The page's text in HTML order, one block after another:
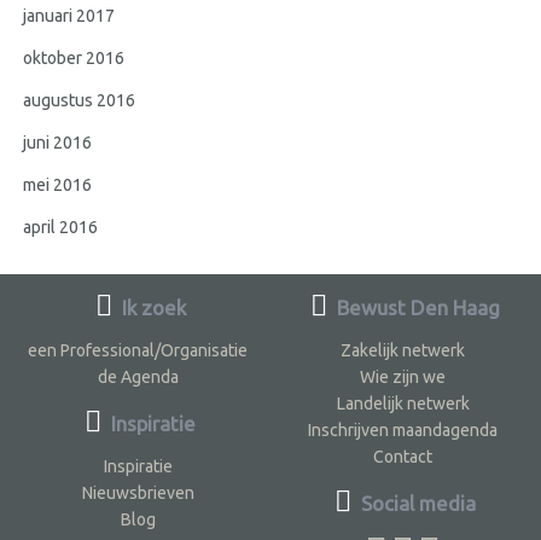
januari 2017
oktober 2016
augustus 2016
juni 2016
mei 2016
april 2016
Ik zoek
een Professional/Organisatie
de Agenda
Inspiratie
Inspiratie
Nieuwsbrieven
Blog
Bewust Den Haag
Zakelijk netwerk
Wie zijn we
Landelijk netwerk
Inschrijven maandagenda
Contact
Social media